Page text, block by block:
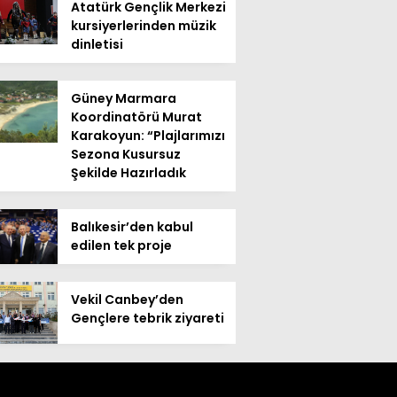
Atatürk Gençlik Merkezi
kursiyerlerinden müzik
dinletisi
Güney Marmara
Koordinatörü Murat
Karakoyun: “Plajlarımızı
Sezona Kusursuz
Şekilde Hazırladık
Balıkesir’den kabul
edilen tek proje
Vekil Canbey’den
Gençlere tebrik ziyareti